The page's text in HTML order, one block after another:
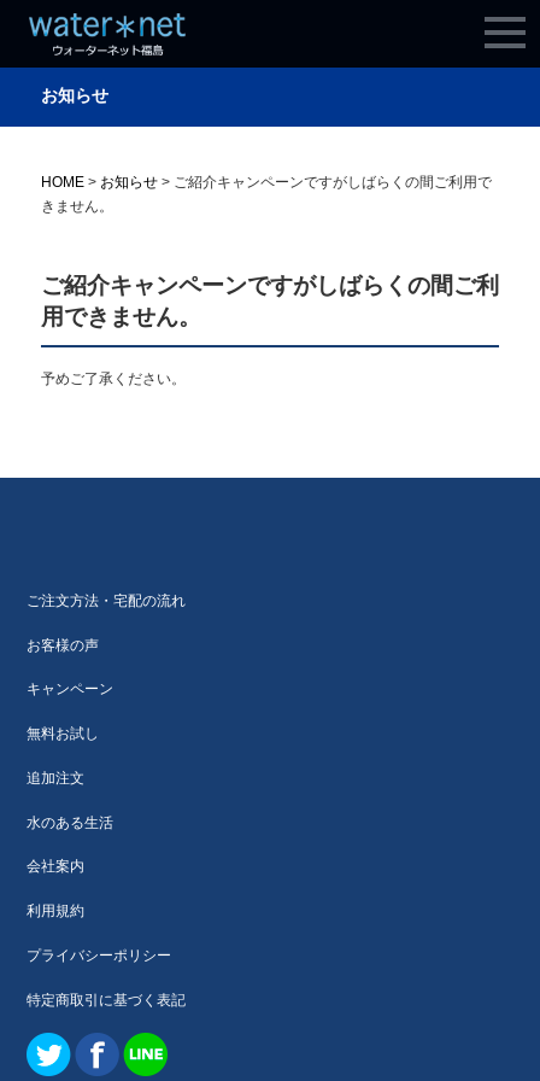
お知らせ
HOME> お知らせ> ご紹介キャンペーンですがしばらくの間ご利用で
きません。
ご紹介キャンペーンですがしばらくの間ご利
用できません。
予めご了承ください。
ご注文方法・宅配の流れ
お客様の声
キャンペーン
無料お試し
追加注文
水のある生活
会社案内
利用規約
プライバシーポリシー
特定商取引に基づく表記